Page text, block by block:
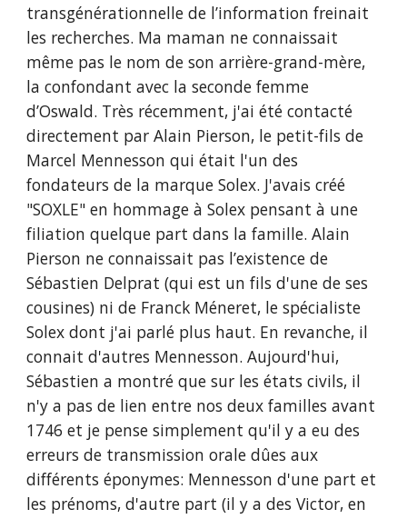
transgénérationnelle de l’information freinait
les recherches. Ma maman ne connaissait
même pas le nom de son arrière-grand-mère,
la confondant avec la seconde femme
d’Oswald. Très récemment, j'ai été contacté
directement par Alain Pierson, le petit-fils de
Marcel Mennesson qui était l'un des
fondateurs de la marque Solex. J'avais créé
"SOXLE" en hommage à Solex pensant à une
filiation quelque part dans la famille. Alain
Pierson ne connaissait pas l’existence de
Sébastien Delprat (qui est un fils d'une de ses
cousines) ni de Franck Méneret, le spécialiste
Solex dont j'ai parlé plus haut. En revanche, il
connait d'autres Mennesson. Aujourd'hui,
Sébastien a montré que sur les états civils, il
n'y a pas de lien entre nos deux familles avant
1746 et je pense simplement qu'il y a eu des
erreurs de transmission orale dûes aux
différents éponymes: Mennesson d'une part et
les prénoms, d'autre part (il y a des Victor, en